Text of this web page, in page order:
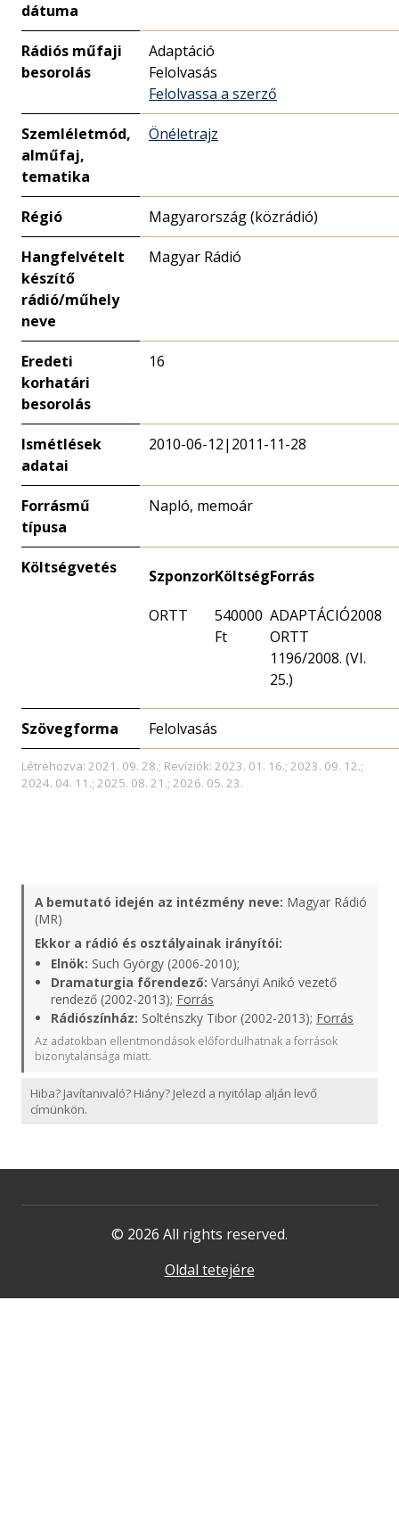
dátuma
Rádiós műfaji
besorolás
Adaptáció
Felolvasás
Felolvassa a szerző
Szemléletmód,
alműfaj,
tematika
Önéletrajz
Régió Magyarország (közrádió)
Hangfelvételt
készítő
rádió/műhely
neve
Magyar Rádió
Eredeti
korhatári
besorolás
16
Ismétlések
adatai
2010-06-12|2011-11-28
Forrásmű
típusa
Napló, memoár
Költségvetés SzponzorKöltségForrás
ORTT
540000
Ft
ADAPTÁCIÓ2008
ORTT
1196/2008. (VI.
25.)
Szövegforma Felolvasás
Létrehozva: 2021. 09. 28.; Revíziók: 2023. 01. 16.; 2023. 09. 12.;
2024. 04. 11.; 2025. 08. 21.; 2026. 05. 23.
A bemutató idején az intézmény neve: Magyar Rádió
(MR)
Ekkor a rádió és osztályainak irányítói:
Elnök: Such György (2006-2010);
Dramaturgia főrendező: Varsányi Anikó vezető
rendező (2002-2013); Forrás
Rádiószínház: Solténszky Tibor (2002-2013); Forrás
Az adatokban ellentmondások előfordulhatnak a források
bizonytalansága miatt.
Hiba? Javítanivaló? Hiány? Jelezd a nyitólap alján levő
címünkön.
© 2026 All rights reserved.
Oldal tetejére